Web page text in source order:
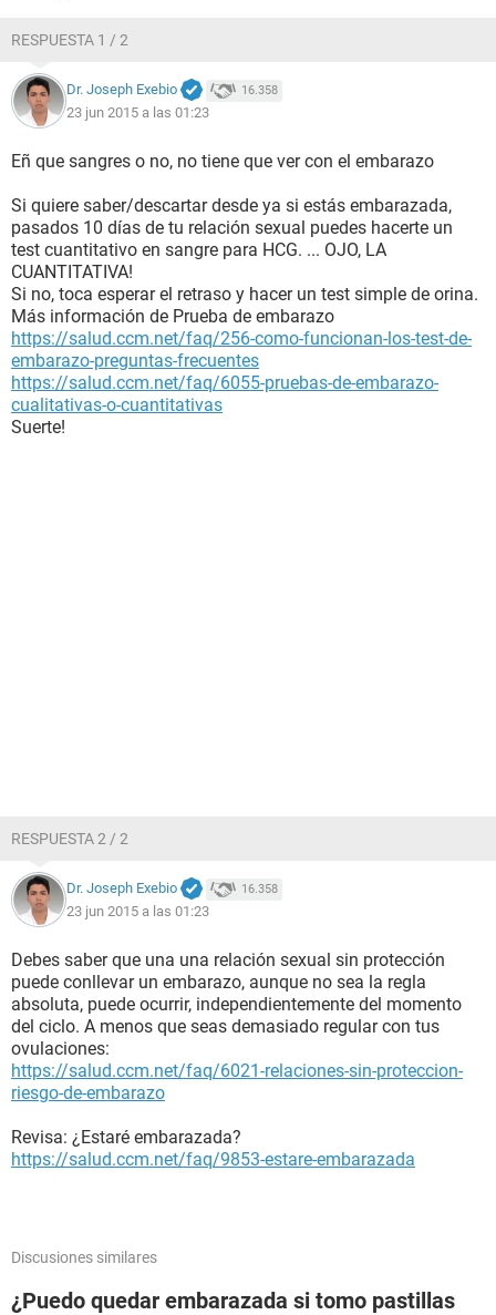
RESPUESTA 1 / 2
Dr. Joseph Exebio 16.358
23 jun 2015 a las 01:23
Eñ que sangres o no, no tiene que ver con el embarazo
Si quiere saber/descartar desde ya si estás embarazada,
pasados 10 días de tu relación sexual puedes hacerte un
test cuantitativo en sangre para HCG. ... OJO, LA
CUANTITATIVA!
Si no, toca esperar el retraso y hacer un test simple de orina.
Más información de Prueba de embarazo
https://salud.ccm.net/faq/256-como-funcionan-los-test-de-
embarazo-preguntas-frecuentes
https://salud.ccm.net/faq/6055-pruebas-de-embarazo-
cualitativas-o-cuantitativas
Suerte!
RESPUESTA 2 / 2
Dr. Joseph Exebio 16.358
23 jun 2015 a las 01:23
Debes saber que una una relación sexual sin protección
puede conllevar un embarazo, aunque no sea la regla
absoluta, puede ocurrir, independientemente del momento
del ciclo. A menos que seas demasiado regular con tus
ovulaciones:
https://salud.ccm.net/faq/6021-relaciones-sin-proteccion-
riesgo-de-embarazo
Revisa: ¿Estaré embarazada?
https://salud.ccm.net/faq/9853-estare-embarazada
Discusiones similares
¿Puedo quedar embarazada si tomo pastillas